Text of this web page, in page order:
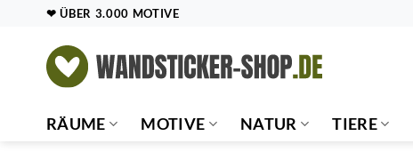
springen
❤ ÜBER 3.000 MOTIVE
RÄUME MOTIVE NATUR TIERE